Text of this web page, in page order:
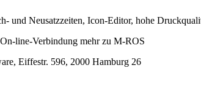
und Neusatzzeiten, Icon-Editor, hohe
line-Verbindung mehr zu M-ROS
Eiffestr. 596, 2000 Hamburg 26